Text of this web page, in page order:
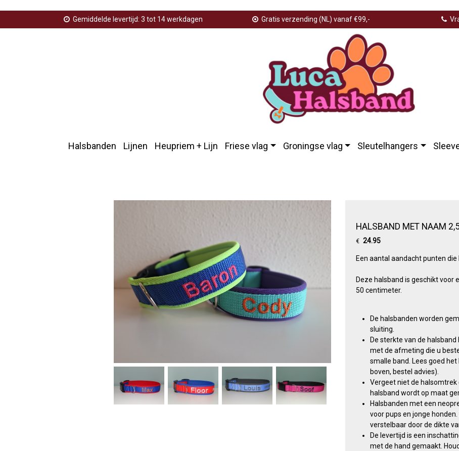
Gemiddelde levertijd: 3 tot 14 werkdagen Gratis verzending (NL) vanaf €99,-
Halsbanden Lijnen Heupriem + Lijn Friese vlag Groningse vlag Sleutelhangers
HALSBAND MET NAAM
€ 24.95
Een aantal aandacht punten
Deze halsband is geschikt voor
50 centimeter.
De halsbanden worden
sluiting.
De sterkte van de
met de afmeting die u
smalle band. Lees goed
boven, bestel advies).
Vergeet niet de
halsband wordt op maat
Halsbanden met een
voor pups en jonge
verstelbaar door de dikte
De levertijd is een
met de hand gemaakt.